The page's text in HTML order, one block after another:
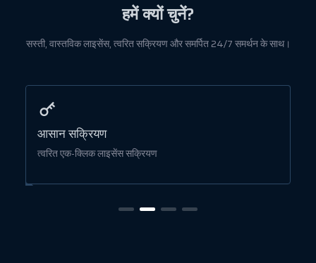
हमें क्यों चुनें?
सस्ती, वास्तविक लाइसेंस, त्वरित सक्रियण और समर्पित 24/7 समर्थन के साथ।
आसान सक्रियण
त्वरित एक-क्लिक लाइसेंस सक्रियण